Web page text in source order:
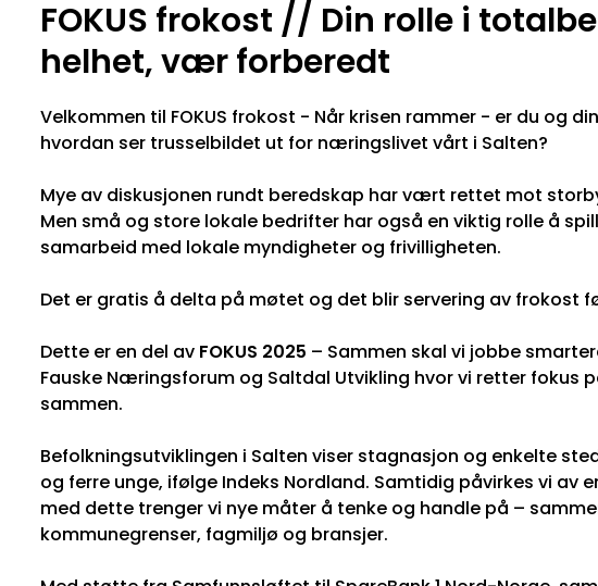
FOKUS frokost // Din rolle i
helhet, vær forberedt
Velkommen til FOKUS frokost - Når krisen rammer - er du og
hvordan ser trusselbildet ut for næringslivet vårt i Salten?
Mye av diskusjonen rundt beredskap har vært rettet mot
Men små og store lokale bedrifter har også en viktig rolle å
samarbeid med lokale myndigheter og frivilligheten.
Det er gratis å delta på møtet og det blir servering av frokost
Dette er en del av FOKUS 2025 – Sammen skal vi jobbe
Fauske Næringsforum og Saltdal Utvikling hvor vi retter fokus
sammen.
Befolkningsutviklingen i Salten viser stagnasjon og enkelte
og ferre unge, ifølge Indeks Nordland. Samtidig påvirkes vi av
med dette trenger vi nye måter å tenke og handle på –
kommunegrenser, fagmiljø og bransjer.